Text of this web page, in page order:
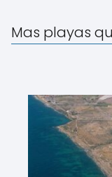
Mas playas